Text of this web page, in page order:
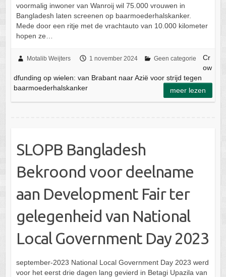
voormalig inwoner van Wanroij wil 75.000 vrouwen in
Bangladesh laten screenen op baarmoederhalskanker.
Mede door een ritje met de vrachtauto van 10.000 kilometer
hopen ze…
Motalib Weijters 1 november 2024 Geen categorie
Cr
ow
dfunding op wielen: van Brabant naar Azië voor strijd tegen
baarmoederhalskanker
meer lezen
SLOPB Bangladesh
Bekroond voor deelname
aan Development Fair ter
gelegenheid van National
Local Government Day 2023
september-2023 National Local Government Day 2023 werd
voor het eerst drie dagen lang gevierd in Betagi Upazila van